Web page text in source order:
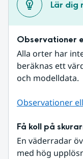
Lär dig
Observationer
Alla orter har
beräknas ett
och modelldata.
Observationer
Få koll på
En väderradar
med hög